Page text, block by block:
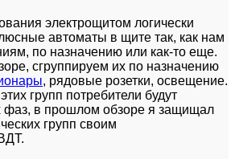
электрощитом логически
автоматы в щите так, как нам
по назначению или как-то еще.
сгруппируем их по назначению
, рядовые розетки, освещение.
групп потребители будут
фаз, в прошлом обзоре я защищал
групп своим